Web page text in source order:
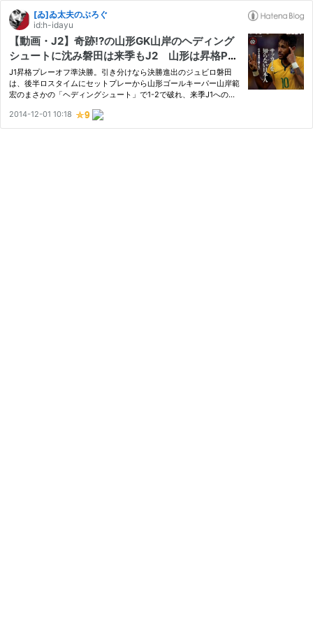
[ゐ]ゐ太夫のぶろぐ
id:h-idayu
【動画・J2】奇跡!?の山形GK山岸のヘディング
シュートに沈み磐田は来季もJ2 山形は昇格PO
決勝へ！
J1昇格プレーオフ準決勝。引き分けなら決勝進出のジュビロ磐田
は、後半ロスタイムにセットプレーから山形ゴールキーパー山岸範
宏のまさかの「ヘディングシュート」で1-2で破れ、来季J1への昇
ターも予想していなかったに違いない「幕切れ」だった。１－１で
迎…
2014-12-01 10:18